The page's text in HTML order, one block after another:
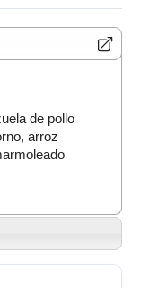
de pollo
arroz